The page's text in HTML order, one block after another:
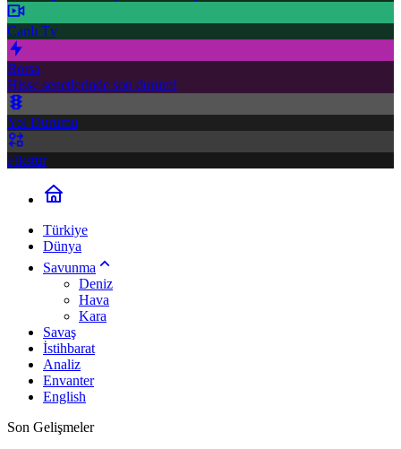
Canlı Tv
Borsa
Hisse senetlerinde son durum!
Yol Durumu
Fikstür
Türkiye
Dünya
Savunma
Deniz
Hava
Kara
Savaş
İstihbarat
Analiz
Envanter
English
Son Gelişmeler